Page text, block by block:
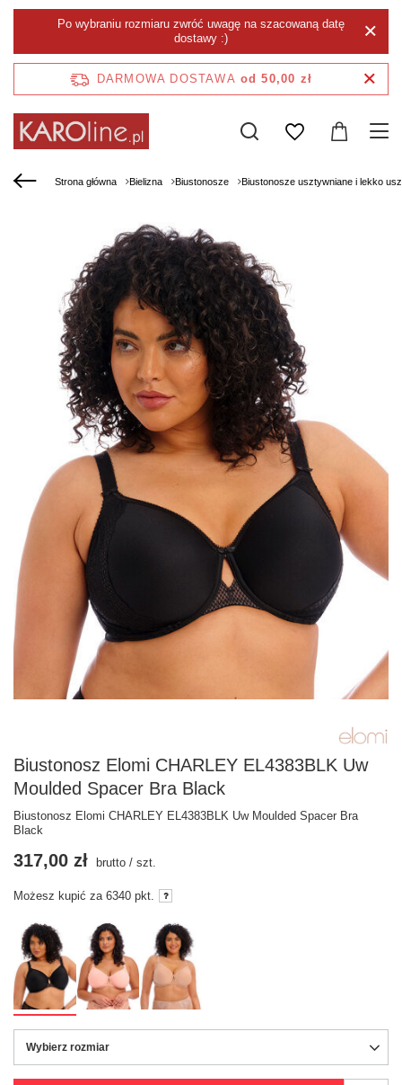
Po wybraniu rozmiaru zwróć uwagę na szacowaną datę
dostawy :)
DARMOWA DOSTAWA od 50,00 zł
Strona główna Bielizna Biustonosze Biustonosze usztywniane i lekko
Biustonosz Elomi CHARLEY EL4383BLK Uw
Moulded Spacer Bra Black
Biustonosz Elomi CHARLEY EL4383BLK Uw Moulded Spacer Bra
Black
Wybierz rozmiar
Wybierz rozmiar
317,00 zł brutto / szt.
Możesz kupić za 6340 pkt.